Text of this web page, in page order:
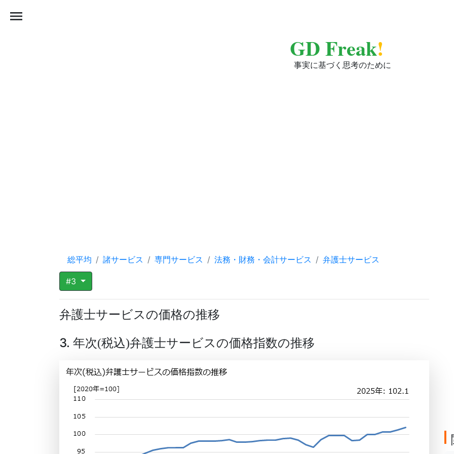
GD Freak!
事実に基づく思考のために
menu
総平均 諸サービス 専門サービス 法務・財務・会計サービス 弁護士サービス
#3
弁護士サービスの価格の推移
3. 年次(税込)弁護士サービスの価格指数の推移